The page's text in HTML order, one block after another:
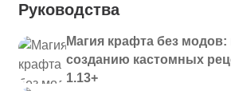
Руководства
Магия крафта без
созданию кастомных
1.13+